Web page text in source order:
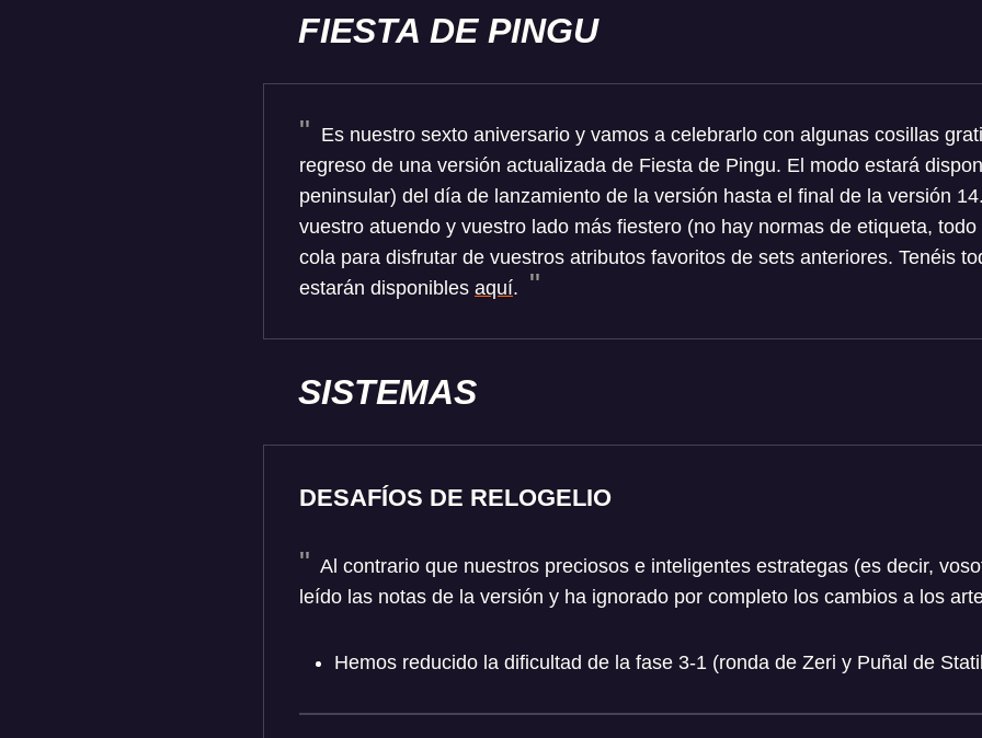
FIESTA DE PINGU
Es nuestro sexto aniversario y vamos a celebrarlo con algunas cosillas
regreso de una versión actualizada de Fiesta de Pingu. El modo estará
peninsular) del día de lanzamiento de la versión hasta el final de la versión
vuestro atuendo y vuestro lado más fiestero (no hay normas de etiqueta,
cola para disfrutar de vuestros atributos favoritos de sets anteriores. Tenéis
estarán disponibles aquí.
SISTEMAS
DESAFÍOS DE RELOGELIO
Al contrario que nuestros preciosos e inteligentes estrategas (es decir,
leído las notas de la versión y ha ignorado por completo los cambios a los
Hemos reducido la dificultad de la fase 3-1 (ronda de Zeri y Puñal de